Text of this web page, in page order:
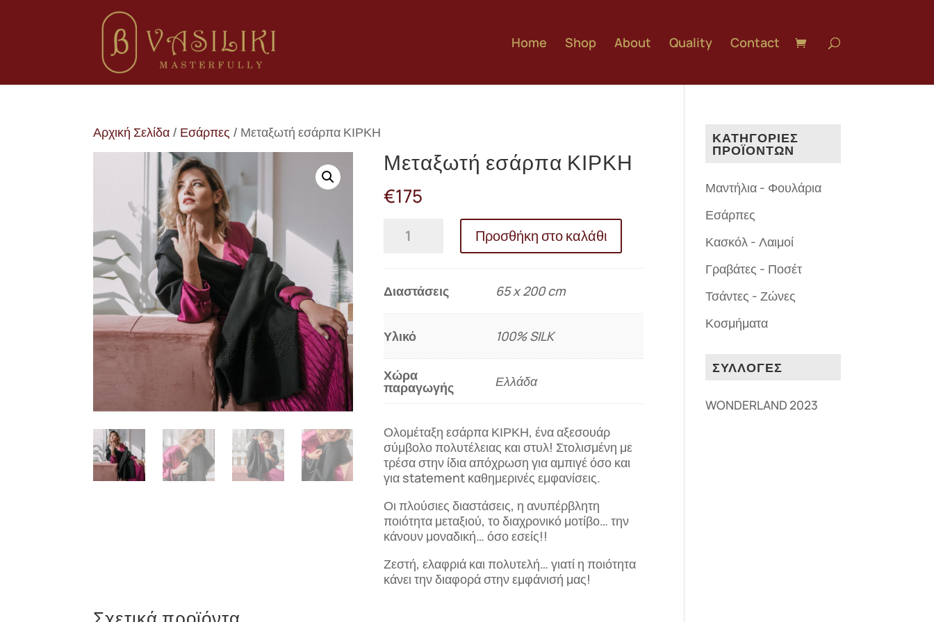
Home Shop About Quality Contact
Αρχική Σελίδα / Εσάρπες / Μεταξωτή εσάρπα ΚΙΡΚΗ
Μεταξωτή εσάρπα ΚΙΡΚΗ
€175
εσάρπα
ποσότητα
Προσθήκη στο καλάθι
Διαστάσεις 65 x 200 cm
Υλικό 100% SILK
Χώρα
παραγωγής Ελλάδα
Ολομέταξη εσάρπα ΚΙΡΚΗ, ένα αξεσουάρ
σύμβολο πολυτέλειας και στυλ! Στολισμένη με
τρέσα στην ίδια απόχρωση για αμπιγέ όσο και
για statement καθημερινές εμφανίσεις.
Οι πλούσιες διαστάσεις, η ανυπέρβλητη
ποιότητα μεταξιού, το διαχρονικό μοτίβο… την
κάνουν μοναδική… όσο εσείς!!
Ζεστή, ελαφριά και πολυτελή… γιατί η ποιότητα
κάνει την διαφορά στην εμφάνισή μας!
ΚΑΤΗΓΟΡΙΕΣ
ΠΡΟΪΟΝΤΩΝ
Μαντήλια - Φουλάρια
Εσάρπες
Κασκόλ - Λαιμοί
Γραβάτες - Ποσέτ
Τσάντες - Ζώνες
Κοσμήματα
ΣΥΛΛΟΓΕΣ
WONDERLAND 2023